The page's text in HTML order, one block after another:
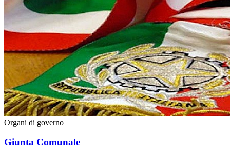
Organi di governo
Giunta Comunale